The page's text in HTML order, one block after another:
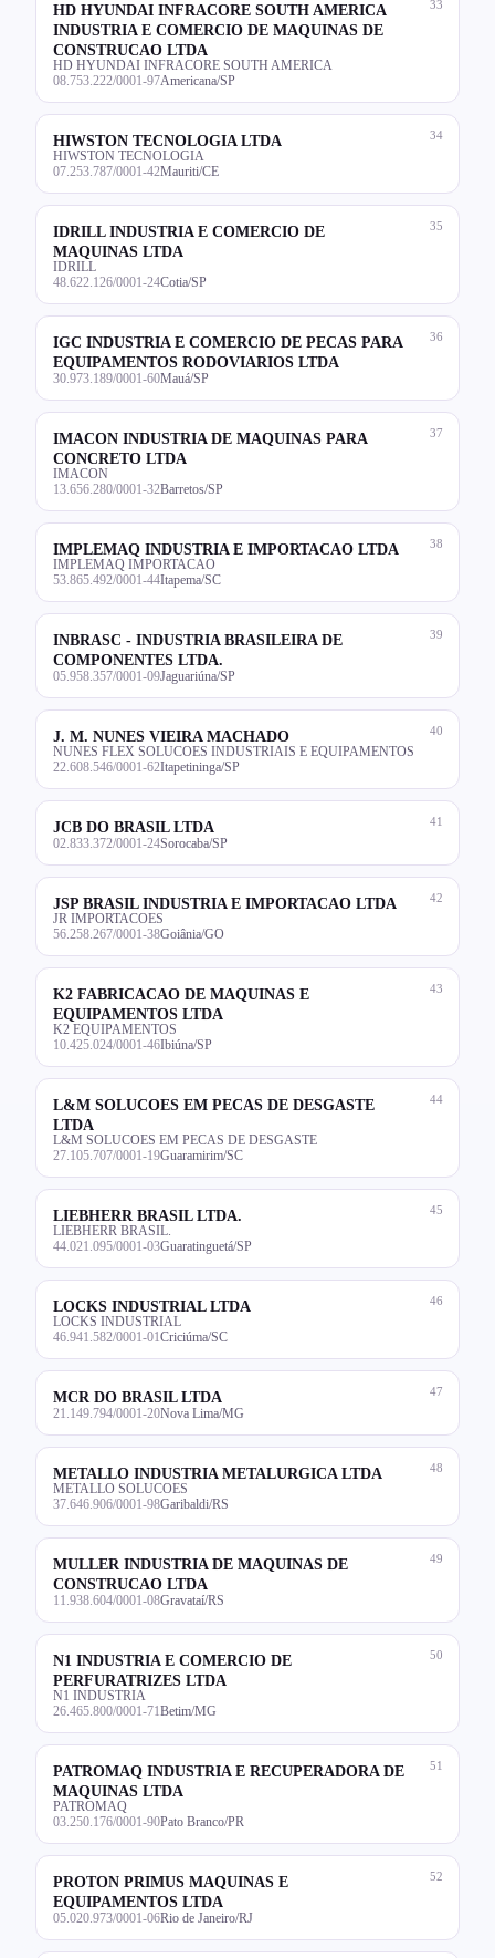
33
HD HYUNDAI INFRACORE SOUTH AMERICA
INDUSTRIA E COMERCIO DE MAQUINAS DE
CONSTRUCAO LTDA
HD HYUNDAI INFRACORE SOUTH AMERICA
08.753.222/0001-97Americana/SP
34
HIWSTON TECNOLOGIA LTDA
HIWSTON TECNOLOGIA
07.253.787/0001-42Mauriti/CE
35
IDRILL INDUSTRIA E COMERCIO DE
MAQUINAS LTDA
IDRILL
48.622.126/0001-24Cotia/SP
36
IGC INDUSTRIA E COMERCIO DE PECAS PARA
EQUIPAMENTOS RODOVIARIOS LTDA
30.973.189/0001-60Mauá/SP
37
IMACON INDUSTRIA DE MAQUINAS PARA
CONCRETO LTDA
IMACON
13.656.280/0001-32Barretos/SP
38
IMPLEMAQ INDUSTRIA E IMPORTACAO LTDA
IMPLEMAQ IMPORTACAO
53.865.492/0001-44Itapema/SC
39
INBRASC - INDUSTRIA BRASILEIRA DE
COMPONENTES LTDA.
05.958.357/0001-09Jaguariúna/SP
40
J. M. NUNES VIEIRA MACHADO
NUNES FLEX SOLUCOES INDUSTRIAIS E EQUIPAMENTOS
22.608.546/0001-62Itapetininga/SP
41
JCB DO BRASIL LTDA
02.833.372/0001-24Sorocaba/SP
42
JSP BRASIL INDUSTRIA E IMPORTACAO LTDA
JR IMPORTACOES
56.258.267/0001-38Goiânia/GO
43
K2 FABRICACAO DE MAQUINAS E
EQUIPAMENTOS LTDA
K2 EQUIPAMENTOS
10.425.024/0001-46Ibiúna/SP
44
L&M SOLUCOES EM PECAS DE DESGASTE
LTDA
L&M SOLUCOES EM PECAS DE DESGASTE
27.105.707/0001-19Guaramirim/SC
45
LIEBHERR BRASIL LTDA.
LIEBHERR BRASIL.
44.021.095/0001-03Guaratinguetá/SP
46
LOCKS INDUSTRIAL LTDA
LOCKS INDUSTRIAL
46.941.582/0001-01 Criciúma/SC
47
MCR DO BRASIL LTDA
21.149.794/0001-20Nova Lima/MG
48
METALLO INDUSTRIA METALURGICA LTDA
METALLO SOLUCOES
37.646.906/0001-98Garibaldi/RS
49
MULLER INDUSTRIA DE MAQUINAS DE
CONSTRUCAO LTDA
11.938.604/0001-08Gravataí/RS
50
N1 INDUSTRIA E COMERCIO DE
PERFURATRIZES LTDA
N1 INDUSTRIA
26.465.800/0001-71 Betim/MG
51
PATROMAQ INDUSTRIA E RECUPERADORA DE
MAQUINAS LTDA
PATROMAQ
03.250.176/0001-90Pato Branco/PR
52
PROTON PRIMUS MAQUINAS E
EQUIPAMENTOS LTDA
05.020.973/0001-06Rio de Janeiro/RJ